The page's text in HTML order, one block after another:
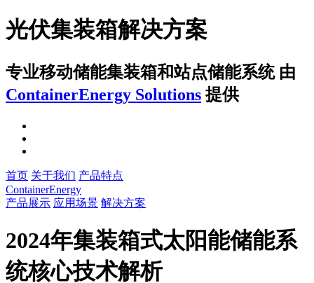
光伏集装箱解决方案
专业移动储能集装箱和站点储能系统 由
ContainerEnergy Solutions 提供
首页 关于我们 产品特点
ContainerEnergy
产品展示 应用场景 解决方案
2024年集装箱式太阳能储能系
统核心技术解析